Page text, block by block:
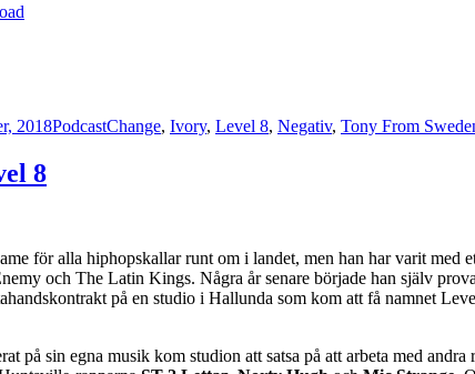
2018PodcastChange, Ivory, Level 8, Negativ, Tony From
8
för alla hiphopskallar runt om i landet, men han har varit
och The Latin Kings. Några år senare började han själv
på en studio i Hallunda som kom att få namnet
på sin egna musik kom studion att satsa på att arbeta med andra